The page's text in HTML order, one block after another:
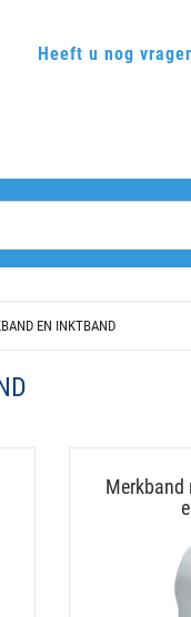
Heeft u nog
EN INKTBAND
Merkband